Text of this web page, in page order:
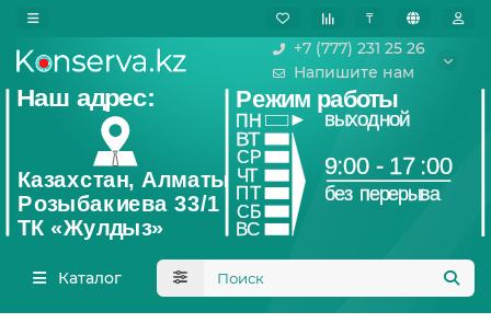
₸
+7 (777) 231 25 26
Напишите нам
Каталог